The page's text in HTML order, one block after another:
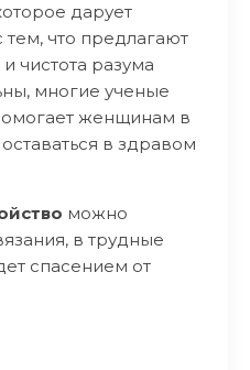
дарует
тем, что предлагают
чистота разума
многие ученые
женщинам в
в здравом
можно
в трудные
спасением от